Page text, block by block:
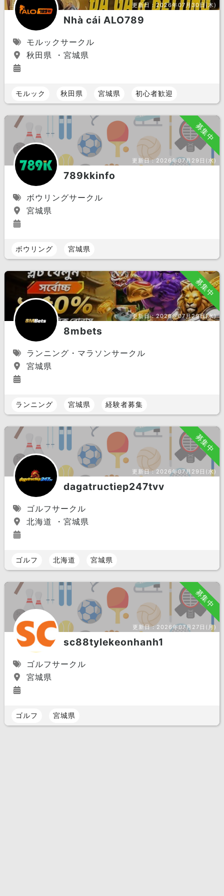
更新日：2026年07月30日(木)
Nhà cái ALO789
モルックサークル
秋田県 ・宮城県
モルック 秋田県 宮城県 初心者歓迎
募集中
更新日：2026年07月29日(水)
789kkinfo
ボウリングサークル
宮城県
ボウリング 宮城県
募集中
更新日：2026年07月29日(水)
8mbets
ランニング・マラソンサークル
宮城県
ランニング 宮城県 経験者募集
募集中
更新日：2026年07月29日(水)
dagatructiep247tvv
ゴルフサークル
北海道 ・宮城県
ゴルフ 北海道 宮城県
募集中
更新日：2026年07月27日(月)
sc88tylekeonhanh1
ゴルフサークル
宮城県
ゴルフ 宮城県